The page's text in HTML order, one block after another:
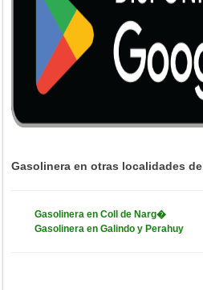
Gasolinera en otras localidades de
Gasolinera en Coll de Narg�
Gasolinera en Galindo y Perahuy